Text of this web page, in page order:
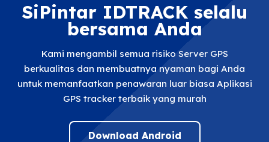
SiPintar IDTRACK selalu
bersama Anda
Kami mengambil semua risiko Server GPS
berkualitas dan membuatnya nyaman bagi Anda
untuk memanfaatkan penawaran luar biasa Aplikasi
GPS tracker terbaik yang murah
Download Android